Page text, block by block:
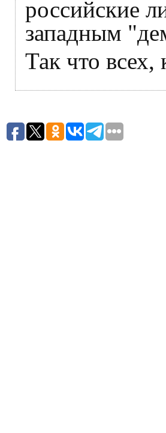
российские
западным
Так что всех,